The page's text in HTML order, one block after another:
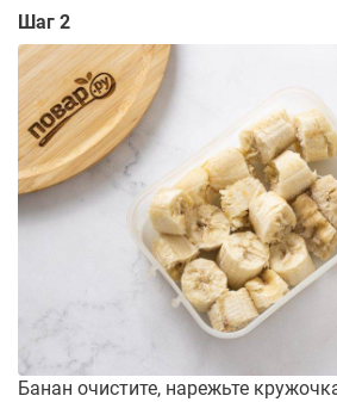
Шаг 2
Банан очистите, нарежьте